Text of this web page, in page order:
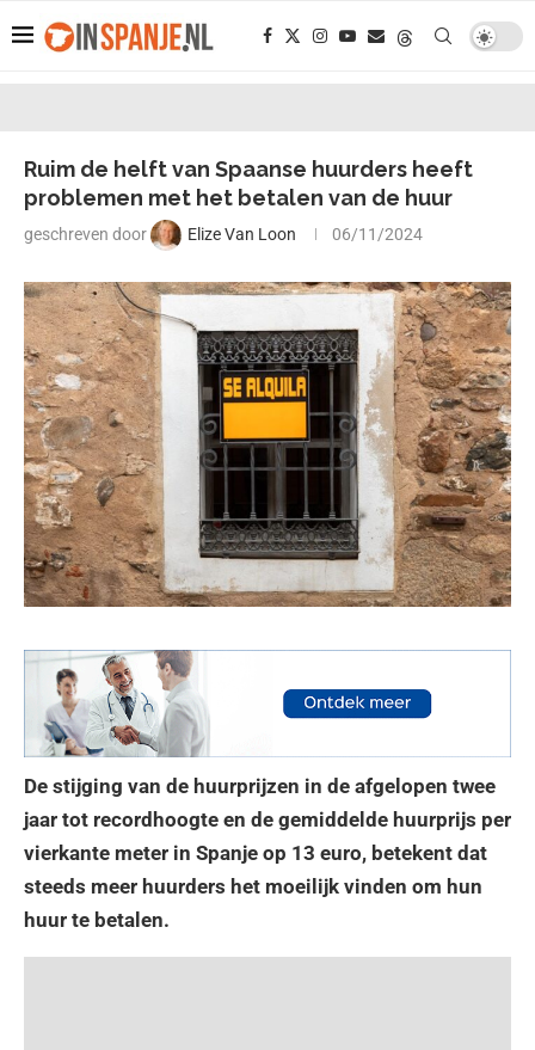
Ruim de helft van Spaanse huurders heeft
problemen met het betalen van de huur
geschreven door Elize Van Loon 06/11/2024
De stijging van de huurprijzen in de afgelopen twee
jaar tot recordhoogte en de gemiddelde huurprijs per
vierkante meter in Spanje op 13 euro, betekent dat
steeds meer huurders het moeilijk vinden om hun
huur te betalen.